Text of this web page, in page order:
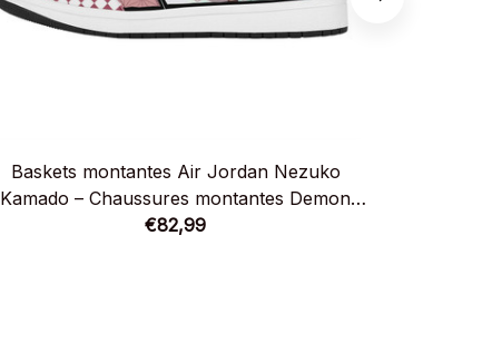
Baskets montantes Air Jordan Nezuko
Kamado – Chaussures montantes Demon
Slayer
€82,99